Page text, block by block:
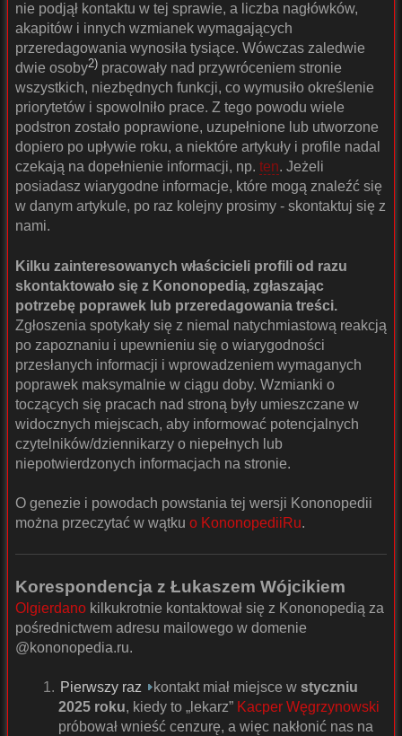
nie podjął kontaktu w tej sprawie, a liczba nagłówków,
akapitów i innych wzmianek wymagających
przeredagowania wynosiła tysiące. Wówczas zaledwie
dwie osoby2) pracowały nad przywróceniem stronie
wszystkich, niezbędnych funkcji, co wymusiło określenie
priorytetów i spowolniło prace. Z tego powodu wiele
podstron zostało poprawione, uzupełnione lub utworzone
dopiero po upływie roku, a niektóre artykuły i profile nadal
czekają na dopełnienie informacji, np. ten. Jeżeli
posiadasz wiarygodne informacje, które mogą znaleźć się
w danym artykule, po raz kolejny prosimy - skontaktuj się z
nami.
Kilku zainteresowanych właścicieli profili od razu
skontaktowało się z Kononopedią, zgłaszając
potrzebę poprawek lub przeredagowania treści.
Zgłoszenia spotykały się z niemal natychmiastową reakcją
po zapoznaniu i upewnieniu się o wiarygodności
przesłanych informacji i wprowadzeniem wymaganych
poprawek maksymalnie w ciągu doby. Wzmianki o
toczących się pracach nad stroną były umieszczane w
widocznych miejscach, aby informować potencjalnych
czytelników/dziennikarzy o niepełnych lub
niepotwierdzonych informacjach na stronie.
O genezie i powodach powstania tej wersji Kononopedii
można przeczytać w wątku o KononopediiRu.
Korespondencja z Łukaszem Wójcikiem
Olgierdano kilkukrotnie kontaktował się z Kononopedią za
pośrednictwem adresu mailowego w domenie
@kononopedia.ru.
Pierwszy raz kontakt miał miejsce w styczniu
2025 roku, kiedy to „lekarz” Kacper Węgrzynowski
próbował wnieść cenzurę, a więc nakłonić nas na